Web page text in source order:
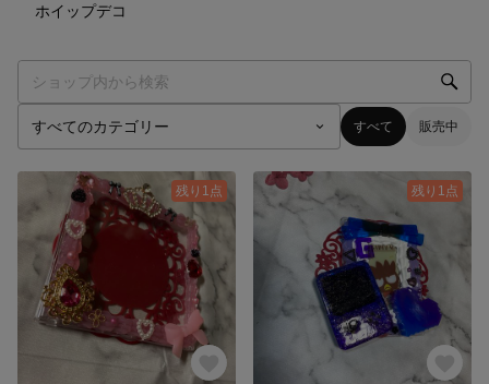
ホイップデコ
すべて 販売中
残り1点 残り1点